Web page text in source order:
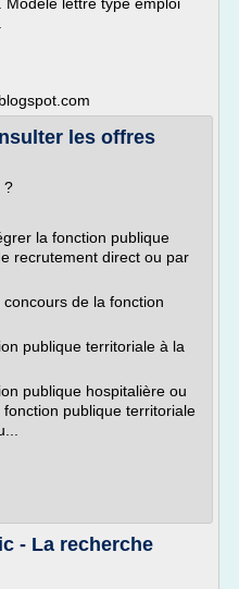
les offres
?
la fonction publique
recrutement direct ou par
de la fonction
publique territoriale à la
publique hospitalière ou
publique territoriale
- La recherche